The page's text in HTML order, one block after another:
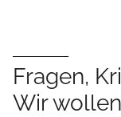
Fragen,
Wir